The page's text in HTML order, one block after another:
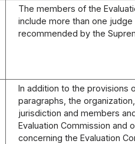
The members of the
include more than one
recommended by the
In addition to the provisions
paragraphs, the
jurisdiction and members
Evaluation Commission and
concerning the Evaluation